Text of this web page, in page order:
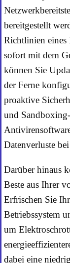
bereitgestellt
Richtlinien eines
sofort mit dem
können Sie
der Ferne
proaktive
und
Datenverluste
Darüber hinaus
Beste aus Ihrer
Erfrischen Sie
Betriebssystem
um
dabei eine